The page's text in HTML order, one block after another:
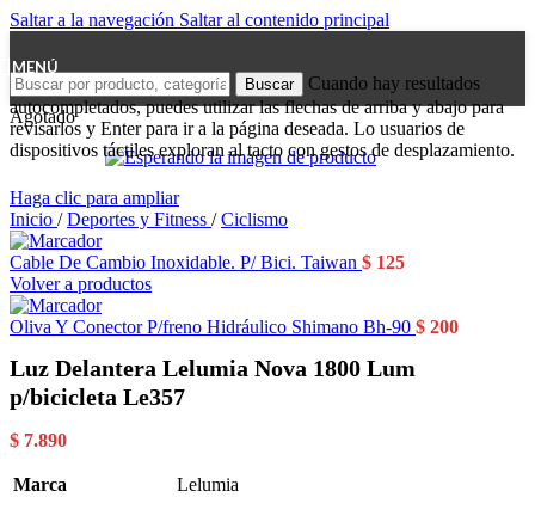
Saltar a la navegación Saltar al contenido principal
MENÚ
Buscar
Cuando hay resultados
autocompletados, puedes utilizar las flechas de arriba y abajo para
revisarlos y Enter para ir a la página deseada. Lo usuarios de
dispositivos táctiles exploran al tacto con gestos de desplazamiento.
Agotado
Haga clic para ampliar
Inicio / Deportes y Fitness / Ciclismo
Cable De Cambio Inoxidable. P/ Bici. Taiwan $ 125
Volver a productos
Oliva Y Conector P/freno Hidráulico Shimano Bh-90 $ 200
Luz Delantera Lelumia Nova 1800 Lum
p/bicicleta Le357
$ 7.890
Marca Lelumia